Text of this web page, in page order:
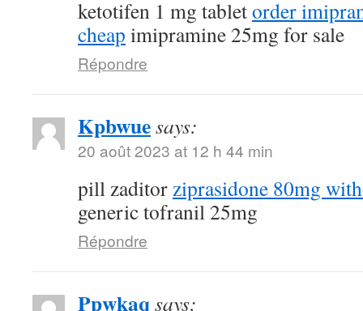
ketotifen 1 mg tabletorder
cheap imipramine 25mg for sale
Répondre
Kpbwuesays:
20 août 2023 at 12 h 44 min
pill zaditorziprasidone 80mg
generic tofranil 25mg
Répondre
Ppwkaq says: